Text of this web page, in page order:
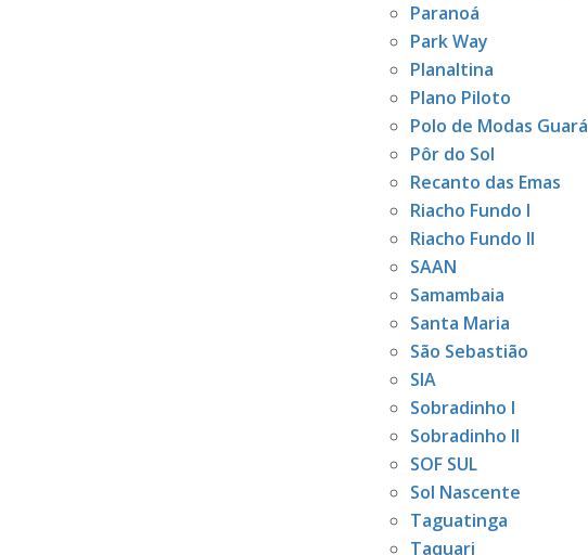
Paranoá
Park Way
Planaltina
Plano Piloto
Polo de Modas Guará
Pôr do Sol
Recanto das Emas
Riacho Fundo I
Riacho Fundo II
SAAN
Samambaia
Santa Maria
São Sebastião
SIA
Sobradinho I
Sobradinho II
SOF SUL
Sol Nascente
Taguatinga
Taquari